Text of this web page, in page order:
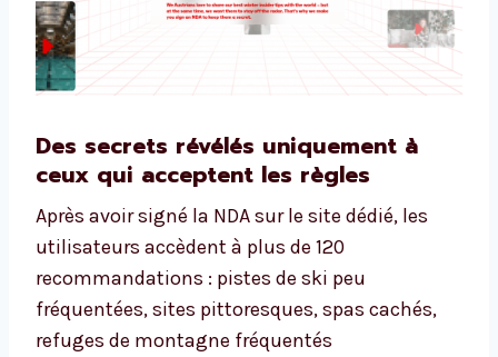
Des secrets révélés uniquement à
ceux qui acceptent les règles
Après avoir signé la NDA sur le site dédié, les
utilisateurs accèdent à plus de 120
recommandations : pistes de ski peu
fréquentées, sites pittoresques, spas cachés,
refuges de montagne fréquentés